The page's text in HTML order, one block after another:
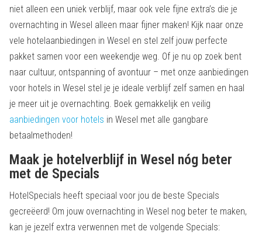
niet alleen een uniek verblijf, maar ook vele fijne extra’s die je
overnachting in Wesel alleen maar fijner maken! Kijk naar onze
vele hotelaanbiedingen in Wesel en stel zelf jouw perfecte
pakket samen voor een weekendje weg. Of je nu op zoek bent
naar cultuur, ontspanning of avontuur – met onze aanbiedingen
voor hotels in Wesel stel je je ideale verblijf zelf samen en haal
je meer uit je overnachting. Boek gemakkelijk en veilig
aanbiedingen voor hotels in Wesel met alle gangbare
betaalmethoden!
Maak je hotelverblijf in Wesel nóg beter
met de Specials
HotelSpecials heeft speciaal voor jou de beste Specials
gecreëerd! Om jouw overnachting in Wesel nog beter te maken,
kan je jezelf extra verwennen met de volgende Specials: